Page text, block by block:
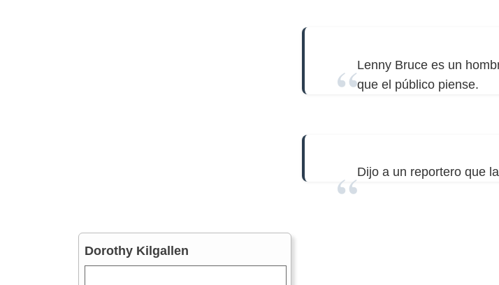
Lenny Bruce es un
que el público piense.
Dijo a un reportero que
Dorothy Kilgallen